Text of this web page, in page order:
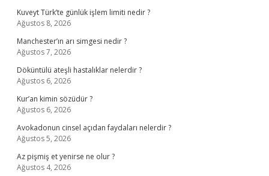
Kuveyt Türk’te günlük işlem limiti nedir ?
Ağustos 8, 2026
Manchester’ın arı simgesi nedir ?
Ağustos 7, 2026
Döküntülü ateşli hastalıklar nelerdir ?
Ağustos 6, 2026
Kur’an kimin sözüdür ?
Ağustos 6, 2026
Avokadonun cinsel açıdan faydaları nelerdir ?
Ağustos 5, 2026
Az pişmiş et yenirse ne olur ?
Ağustos 4, 2026